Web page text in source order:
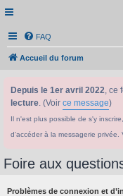
FAQ
Accueil du forum
Depuis le 1er avril 2022, ce
lecture. (Voir ce message)
Il n'est plus possible de s'y
d'accéder à la messagerie privée.
Foire aux
Problèmes de connexion et